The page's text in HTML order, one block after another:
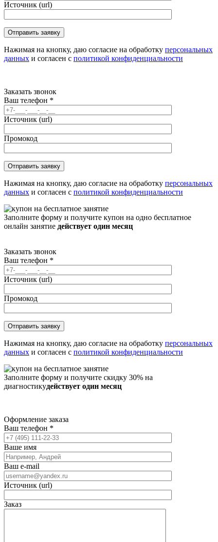
Источник (url)
Нажимая на кнопку, даю согласие на обработку персональных
данных и согласен с политикой конфиденциальности
Заказать звонок
Ваш телефон *
Источник (url)
Промокод
Нажимая на кнопку, даю согласие на обработку персональных
данных и согласен с политикой конфиденциальности
Заполните форму и получите купон на одно бесплатное
онлайн занятие действует один месяц
Заказать звонок
Ваш телефон *
Источник (url)
Промокод
Нажимая на кнопку, даю согласие на обработку персональных
данных и согласен с политикой конфиденциальности
Заполните форму и получите скидку 30% на
диагностикудействует один месяц
Оформление заказа
Ваш телефон *
Ваше имя
Ваш e-mail
Источник (url)
Заказ